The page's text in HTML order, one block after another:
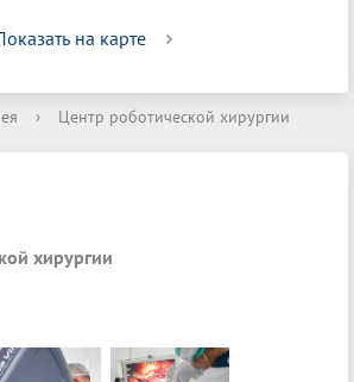
на карте
› Центр роботической хирургии
хирургии